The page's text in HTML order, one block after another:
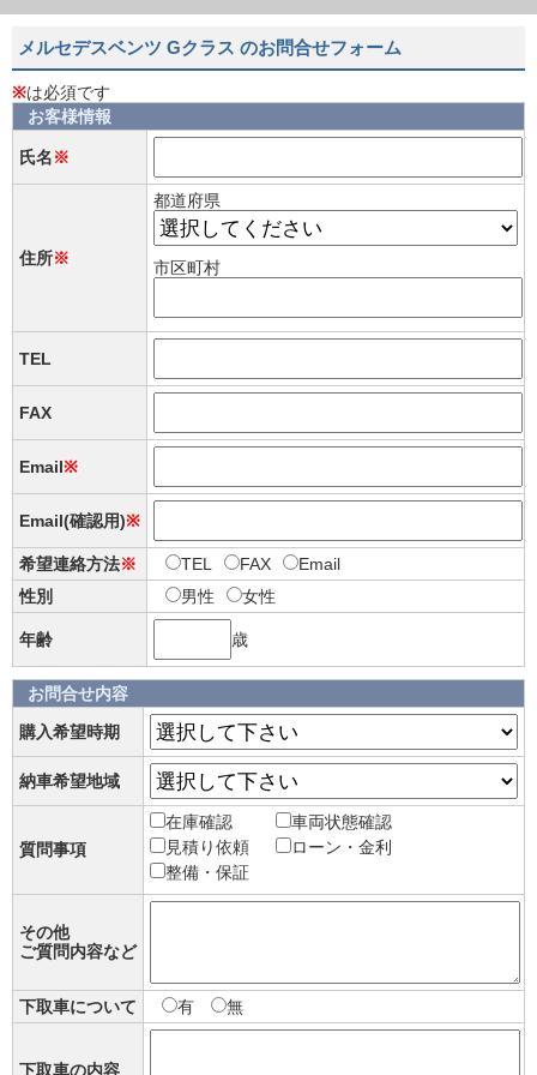
メルセデスベンツ Gクラス のお問合せフォーム
※は必須です
お客様情報
氏名※
住所※
都道府県
市区町村
TEL
FAX
Email※
Email(確認用)※
希望連絡方法※ TEL FAX
Email
性別
男性 女性
年齢 歳
お問合せ内容
購入希望時期
納車希望地域
質問事項
在庫確認
車両状態確認
見積り依頼
ローン・金利
整備・保証
その他
ご質問内容など
下取車について 有 無
下取車の内容